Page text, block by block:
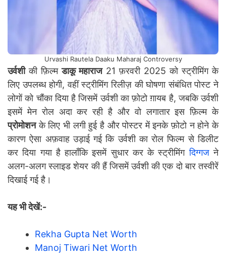
Urvashi Rautela Daaku Maharaj Controversy
उर्वशीकी फ़िल्मडाकू महाराज 21 फ़रवरी 2025 को स्ट्रीमिंग के
लिए उपलब्ध होगी, वहीं स्ट्रीमिंग रिलीज़ की घोषणा संबंधित पोस्ट ने
लोगों को चौंका दिया है जिसमें उर्वशी का फ़ोटो ग़ायब है, जबकि उर्वशी
इसमें मेन रोल अदा कर रही है और वो लगातार इस फ़िल्म के
प्रोमोशनके लिए भी लगी हुई है और पोस्टर में इनके फ़ोटो न होने के
कारण ऐसा अफ़वाह उड़ाई गई कि उर्वशी का रोल फिल्म से डिलीट
कर दिया गया है हालाँकि इसमें सुधार कर के स्ट्रीमिंगदिग्गजने
अलग-अलग स्लाइड शेयर की हैं जिसमें उर्वशी की एक दो बार तस्वीरें
दिखाई गई है।
यह भी देखें:-
Rekha Gupta Net Worth
Manoj Tiwari Net Worth